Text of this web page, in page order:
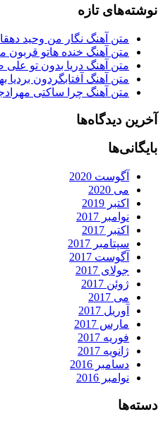
نوشته‌های تازه
متن آهنگ نگار من وحید
متن آهنگ خنده هاتو قربون
متن آهنگ دریا بدون تو علی
متن آهنگ آفتابگردون بردیا
متن آهنگ چرا ساکتی
آخرین دیدگاه‌ها
بایگانی‌ها
آگوست 2020
می 2020
اکتبر 2019
نوامبر 2017
اکتبر 2017
سپتامبر 2017
آگوست 2017
جولای 2017
ژوئن 2017
می 2017
آوریل 2017
مارس 2017
فوریه 2017
ژانویه 2017
دسامبر 2016
نوامبر 2016
دسته‌ها